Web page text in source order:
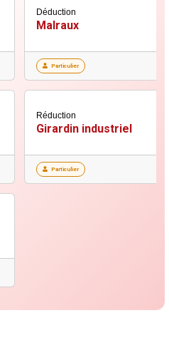
Déduction
Malraux
Particulier
Réduction
Girardin industriel
Particulier